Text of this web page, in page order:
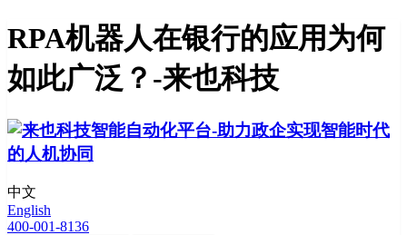
RPA机器人在银行的应用为何
如此广泛？-来也科技
中文
English
400-001-8136